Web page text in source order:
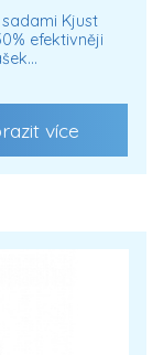
Kjust
efektivněji
více